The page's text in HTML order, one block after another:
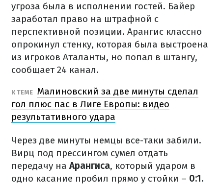
угроза была в исполнении гостей. Байер
заработал право на штрафной с
перспективной позиции. Арангис классно
опрокинул стенку, которая была выстроена
из игроков Аталанты, но попал в штангу,
сообщает 24 канал.
К ТЕМЕ Малиновский за две минуты сделал
гол плюс пас в Лиге Европы: видео
результативного удара
Через две минуты немцы все-таки забили.
Вирц под прессингом сумел отдать
передачу на Арангиса, который ударом в
одно касание пробил прямо у стойки – 0:1.